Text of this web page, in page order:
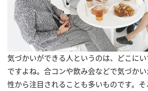
気づかいができる人というのは、どこに
ですよね。合コンや飲み会などで気づか
性から注目されることも多いものです。